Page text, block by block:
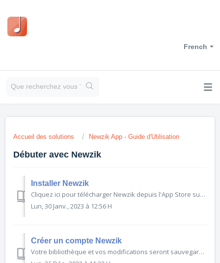
French
Accueil des solutions Newzik App - Guide d'Utilisation
Débuter avec Newzik
Installer Newzik
Cliquez ici pour télécharger Newzik depuis l'App Store sur votre iPad, iPhone ou iPod Touch. Newzik est compatible avec iOS 14 ou version ultérieure.
Lun, 30 Janv., 2023 à 12:56 H
Créer un compte Newzik
Votre bibliothèque et vos modifications seront sauvegardées sur le serveur ("nuage") grâce à votre compte Newzik, vous permettant de récupérer toutes vos partitions numériques à partir d...